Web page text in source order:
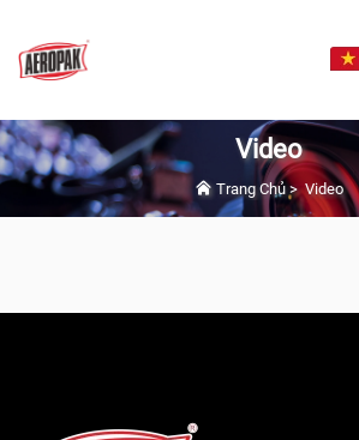
Video
Trang Chủ> Video